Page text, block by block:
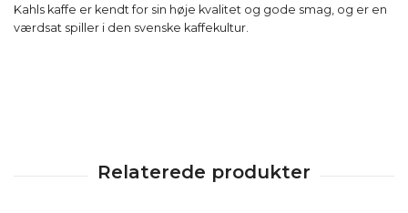
Kahls kaffe er kendt for sin høje kvalitet og gode smag, og er en
værdsat spiller i den svenske kaffekultur.